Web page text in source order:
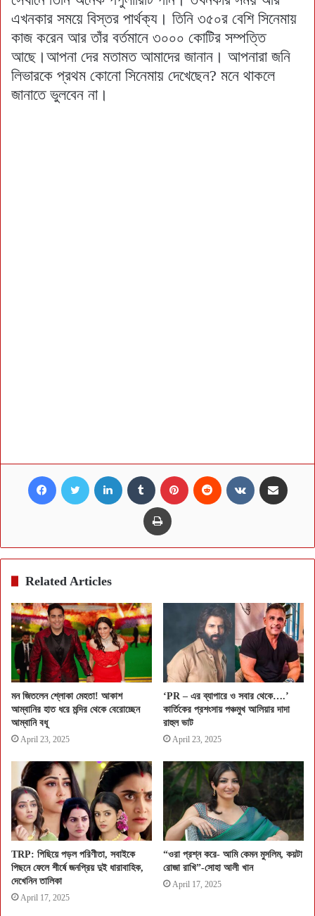
এখনকার সময়ে বিস্তর পার্থক্য। তিনি ৩৫০র বেশি সিনেমায়
কাজ করেন আর তাঁর বর্তমানে ৩০০০ কোটির সম্পত্তি
আছে।আপনা দের মতামত আমাদের জানান। আপনারা জনি
লিভারকে প্রথম কোনো সিনেমায় দেখেছেন? মনে থাকলে
জানাতে ভুলবেন না।
Facebook Twitter LinkedIn Tumblr Pinterest Reddit VKontakte
Print
Related Articles
মন জিতলেন শ্লোকা মেহতা! আকাশ
আম্বানির হাত ধরে মন্দির থেকে বেরোচ্ছেন
আম্বানি বধূ
April 23, 2025
‘PR – এর ব্যাপারে ও সবার থেকে….’
কার্তিকের প্রশংসায় পঞ্চমুখ আলিয়ার দাদা
রাহুল ভাট
April 23, 2025
TRP: পিছিয়ে পড়ল পরিণীতা, সবাইকে
পিছনে ফেলে শীর্ষে জনপ্রিয় দুই ধারাবাহিক,
দেখেনিন তালিকা
April 17, 2025
“ওরা প্রশ্ন করে- আমি কেমন মুসলিম, কয়টা
রোজা রাখি”-সোহা আলী খান
April 17, 2025